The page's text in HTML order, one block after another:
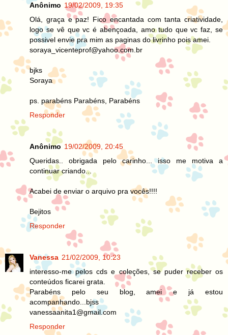
Anônimo 19/02/2009, 19:35
Olá, graça e paz! Fico encantada com tanta criatividade,
logo se vê que vc é abençoada, amo tudo que vc faz, se
possivel envie pra mim as paginas do livrinho pois amei.
soraya_vicenteprof@yahoo.com.br
bjks
Soraya
ps. parabéns Parabéns, Parabéns
Responder
Anônimo 19/02/2009, 20:45
Queridas.. obrigada pelo carinho... isso me motiva a
continuar criando...
Acabei de enviar o arquivo pra vocês!!!!
Bejitos
Responder
Vanessa 21/02/2009, 10:23
interesso-me pelos cds e coleções, se puder receber os
conteúdos ficarei grata.
Parabéns pelo seu blog, amei e já estou
acompanhando...bjss
vanessaanita1@gmail.com
Responder